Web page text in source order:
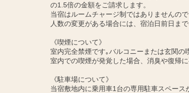
の1.5倍の金額をご請求します。
当宿はルームチャージ制ではありませんの
人数の変更がある場合には、宿泊日前日ま
《喫煙について》
室内完全禁煙です｡バルコニーまたは玄関の
室内での喫煙が発覚した場合、消臭や復帰
《駐車場について》
当宿敷地内に乗用車1台の専用駐車スペース